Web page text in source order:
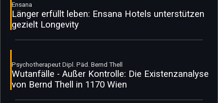
Ensana
Länger erfüllt leben: Ensana Hotels unterstützen
gezielt Longevity
Psychotherapeut Dipl. Päd. Bernd Thell
Wutanfälle - Außer Kontrolle: Die Existenzanalyse
von Bernd Thell in 1170 Wien